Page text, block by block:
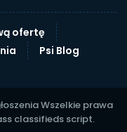
ofertę
Psi Blog
Wszelkie prawa
classifieds script.